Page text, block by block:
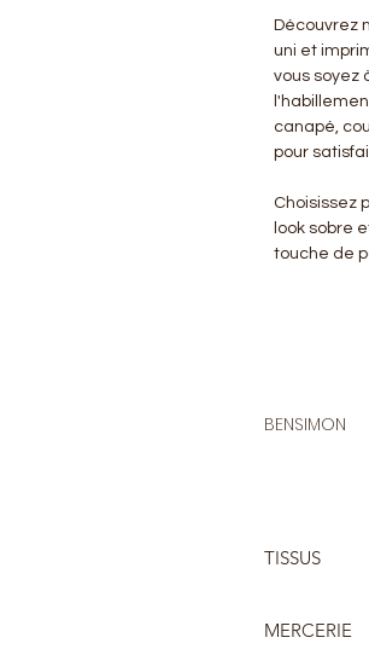
Découvrez
uni et
vous soyez
canapé,
pour
Choisissez
look sobre
touche de
BENSIMON
TISSUS
MERCERIE